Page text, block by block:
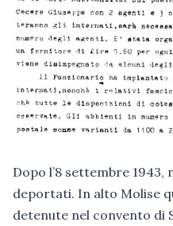
Dopo l’8 settembre
deportati. In alto Molise
detenute nel convento di